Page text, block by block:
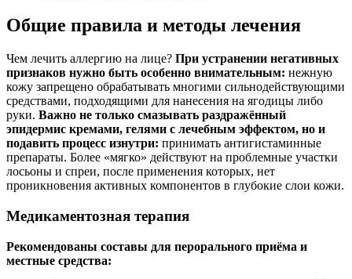
Общие правила и методы лечения
Чем лечить аллергию на лице? При устранении негативных
признаков нужно быть особенно внимательным: нежную
кожу запрещено обрабатывать многими сильнодействующими
средствами, подходящими для нанесения на ягодицы либо
руки. Важно не только смазывать раздражённый
эпидермис кремами, гелями с лечебным эффектом, но и
подавить процесс изнутри: принимать антигистаминные
препараты. Более «мягко» действуют на проблемные участки
лосьоны и спреи, после применения которых, нет
проникновения активных компонентов в глубокие слои кожи.
Медикаментозная терапия
Рекомендованы составы для перорального приёма и
местные средства: